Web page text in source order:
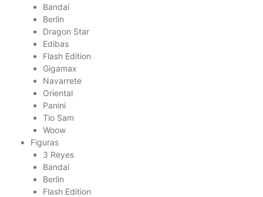
Bandai
Berlin
Dragon Star
Edibas
Flash Edition
Gigamax
Navarrete
Oriental
Panini
Tio Sam
Woow
Figuras
3 Reyes
Bandai
Berlin
Flash Edition